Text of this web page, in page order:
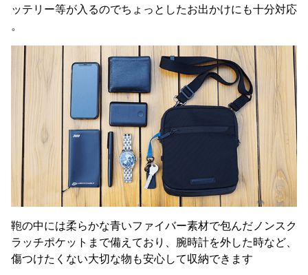
ッテリー等が入るのでちょっとしたお出かけにも十分対応
。
鞄の中には柔らかな青いファイバー素材で包んだノンスク
ラッチポケットまで備えており、腕時計を外した時など、
傷つけたくない大切な物も安心して収納できます